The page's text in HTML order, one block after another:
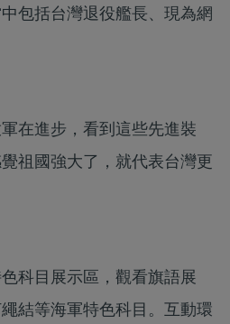
包括台灣退役艦長、現為網
在進步，看到這些先進裝
祖國強大了，就代表台灣更
科目展示區，觀看旗語展
結等海軍特色科目。互動環